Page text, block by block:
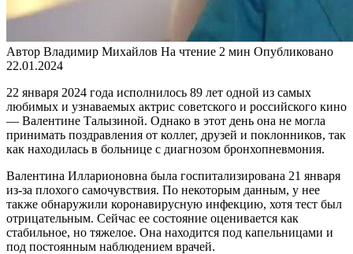
Автор Владимир Михайлов На чтение 2 мин Опубликовано
22.01.2024
22 января 2024 года исполнилось 89 лет одной из самых
любимых и узнаваемых актрис советского и российского кино
— Валентине Талызиной. Однако в этот день она не могла
принимать поздравления от коллег, друзей и поклонников, так
как находилась в больнице с диагнозом бронхопневмония.
Валентина Илларионовна была госпитализирована 21 января
из-за плохого самочувствия. По некоторым данным, у нее
также обнаружили коронавирусную инфекцию, хотя тест был
отрицательным. Сейчас ее состояние оценивается как
стабильное, но тяжелое. Она находится под капельницами и
под постоянным наблюдением врачей.